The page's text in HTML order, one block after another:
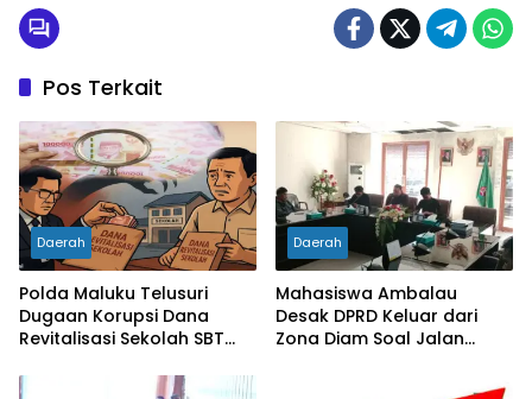
Pos Terkait
Daerah
Polda Maluku Telusuri
Dugaan Korupsi Dana
Revitalisasi Sekolah SBT
Diperiksa
Daerah
Mahasiswa Ambalau
Desak DPRD Keluar dari
Zona Diam Soal Jalan